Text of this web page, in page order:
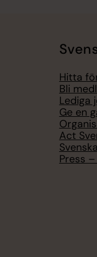
Hitta
Bli
Lediga
Ge en
Act
Press